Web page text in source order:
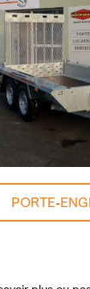
PORTE-